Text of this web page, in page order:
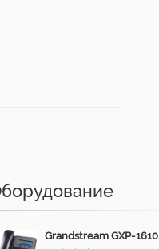
Grandstream GXP-1610